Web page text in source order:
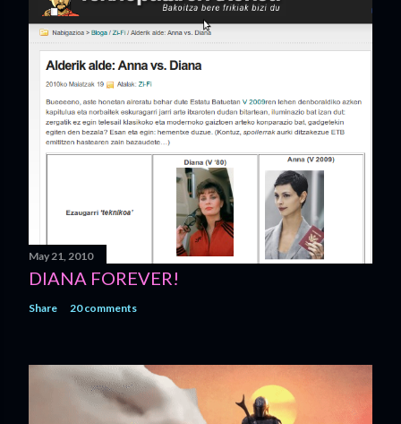
May 21, 2010
DIANA FOREVER!
Share 20 comments